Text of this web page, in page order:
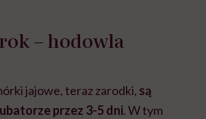
– hodowla
jajowe, teraz zarodki, są
przez 3-5 dni. W tym